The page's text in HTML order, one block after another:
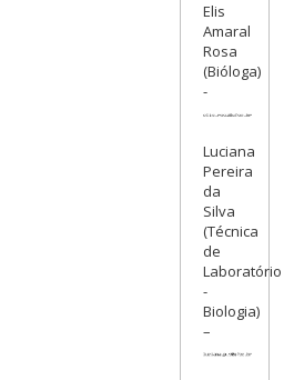
Elis
Amaral
Rosa
(Bióloga)
-
Luciana
Pereira
da
Silva
(Técnica
de
Laboratório
-
Biologia)
–